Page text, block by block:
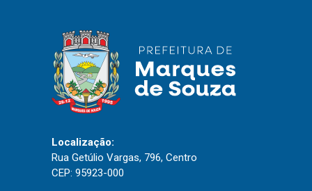
Publicações
Diário Oficial (Até 30/04)
Recursos Humanos
Localização:
Rua Getúlio Vargas, 796, Centro
CEP: 95923-000